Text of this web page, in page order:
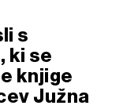
s
ki se
knjige
Južna